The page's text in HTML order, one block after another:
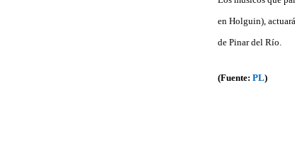
en Holguin),
de Pinar del Río.
(Fuente: PL)